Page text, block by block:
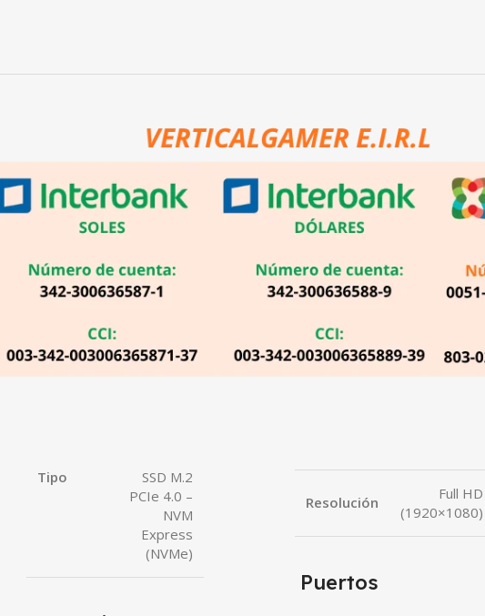
Tipo
SSD M.2
PCIe 4.0 –
NVM
Express
(NVMe)
Resolución
Full HD
(1920×1080)
Puertos